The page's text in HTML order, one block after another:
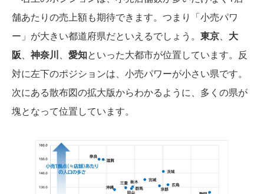
舗あたりの売上額も期待できます。つまり「小売パワ
ー」が大きい都道府県だといえるでしょう。 東京、 大
阪、 神奈川、 愛知といった大都市が位置しています。反
対に左下のポジションは、小売パワーが小さい県です。
次にある散布図の拡大版からわかるように、多くの県が
塊となって位置しています。